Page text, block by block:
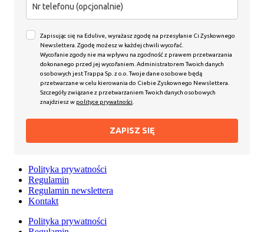
Zapisując się na Edulive, wyrażasz zgodę na przesyłanie Ci Zyskownego
Newslettera. Zgodę możesz w każdej chwili wycofać.
Wycofanie zgody nie ma wpływu na zgodność z prawem przetwarzania
dokonanego przed jej wycofaniem. Administratorem Twoich danych
osobowych jest Trappa Sp. z o.o. Twoje dane osobowe będą
przetwarzane w celu kierowania do Ciebie Zyskownego Newslettera.
Szczegóły związane z przetwarzaniem Twoich danych osobowych
znajdziesz w polityce prywatności
ZAPISZ SIĘ
Polityka prywatności
Regulamin
Regulamin newslettera
Kontakt
Polityka prywatności